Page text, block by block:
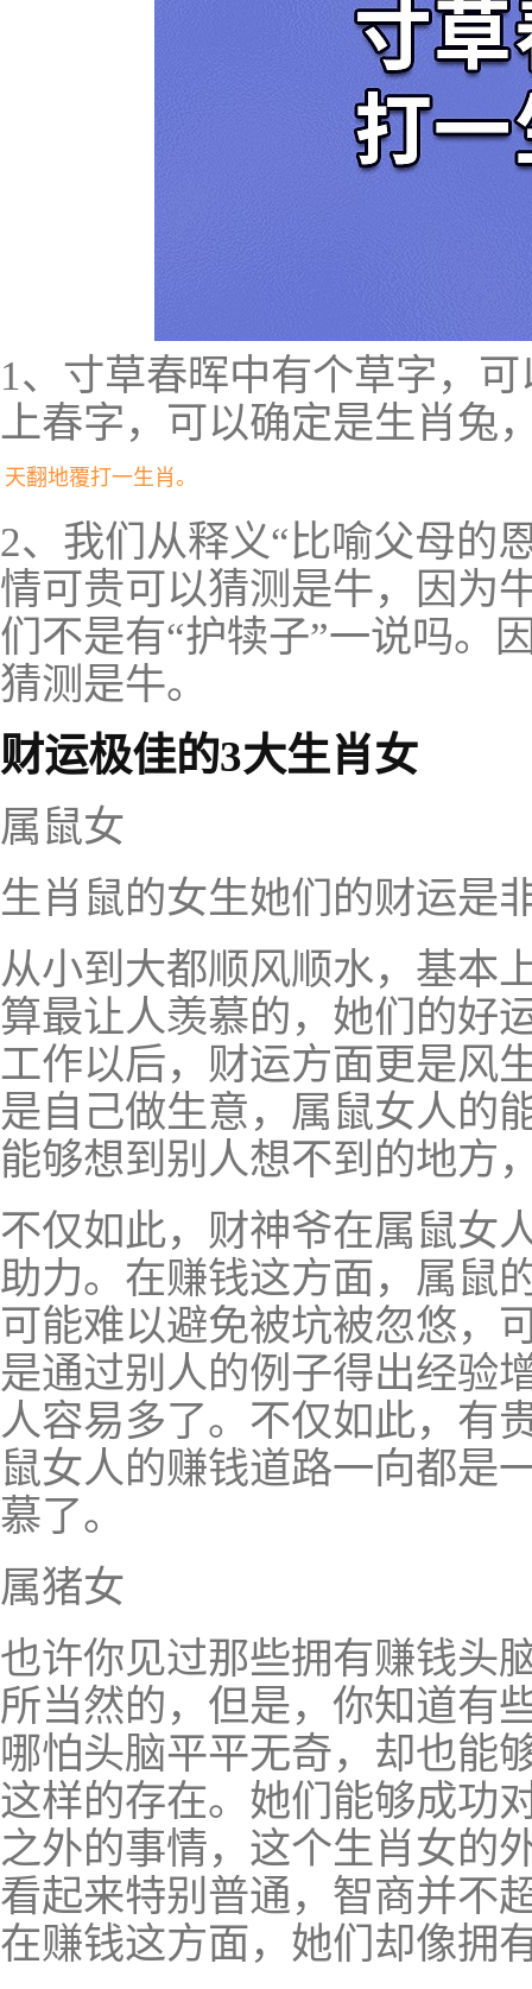
1、寸草春晖中有个草字，
上春字，可以确定是生肖兔
天翻地覆打一生肖。
2、我们从释义“比喻父母的
情可贵可以猜测是牛，因为
们不是有“护犊子”一说吗。
猜测是牛。
财运极佳的3大生肖女
属鼠女
生肖鼠的女生她们的财运是
从小到大都顺风顺水，基本
算最让人羡慕的，她们的好
工作以后，财运方面更是风
是自己做生意，属鼠女人的
能够想到别人想不到的地方
不仅如此，财神爷在属鼠女
助力。在赚钱这方面，属鼠
可能难以避免被坑被忽悠，
是通过别人的例子得出经验
人容易多了。不仅如此，有
鼠女人的赚钱道路一向都是
慕了。
属猪女
也许你见过那些拥有赚钱头
所当然的，但是，你知道有
哪怕头脑平平无奇，却也能
这样的存在。她们能够成功
之外的事情，这个生肖女的
看起来特别普通，智商并不
在赚钱这方面，她们却像拥